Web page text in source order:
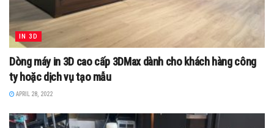
IN 3D
Dòng máy in 3D cao cấp 3DMax dành cho khách hàng công
ty hoặc dịch vụ tạo mẫu
APRIL 28, 2022